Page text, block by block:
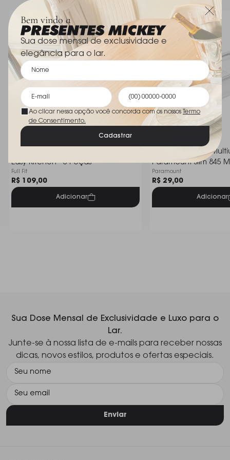
Bem vindo a
Sua dose mensal de exclusividade e
elegância para o lar.
Ao clicar nessa opção você concorda com os nossos Termo
de Consentimento.
Cadastrar
Easy Kitchen - 5 Peças
Full Fit
R$ 109,00
Adicionar
Pote Hermético
Paramount Slim 845
Paramount
R$ 29,00
Adicionar
Sua Dose Mensal de Exclusividade e Luxo para o
Lar.
Junte-se à nossa lista de e-mails para receber nossas
dicas, novos estilos, produtos e ofertas especiais.
Enviar